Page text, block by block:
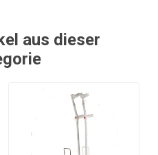
aus dieser